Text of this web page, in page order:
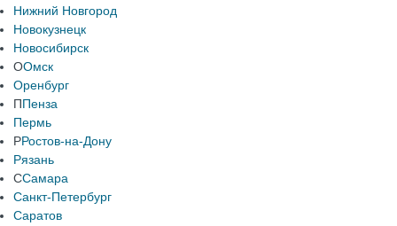
Нижний Новгород
Новокузнецк
Новосибирск
ООмск
Оренбург
ППенза
Пермь
РРостов-на-Дону
Рязань
ССамара
Санкт-Петербург
Саратов